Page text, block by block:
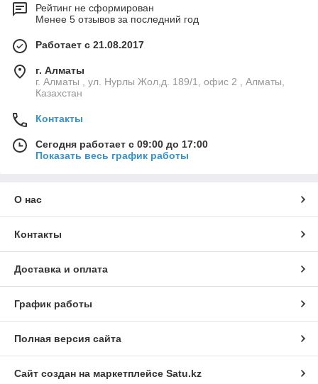
Рейтинг не сформирован
Менее 5 отзывов за последний год
Работает с 21.08.2017
г. Алматы
г. Алматы , ул. Нурлы Жол,д. 189/1, офис 2 , Алматы,
Казахстан
Контакты
Сегодня работает с 09:00 до 17:00
Показать весь график работы
О нас
Контакты
Доставка и оплата
График работы
Полная версия сайта
Сайт создан на маркетплейсе Satu.kz